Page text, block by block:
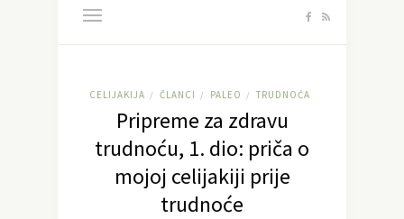
CELIJAKIJA / ČLANCI / PALEO / TRUDNOĆA
Pripreme za zdravu
trudnoću, 1. dio: priča o
mojoj celijakiji prije
trudnoće